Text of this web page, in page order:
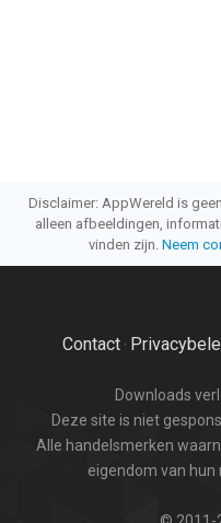
Disclaimer: AppWereld is
alleen afbeeldingen,
vinden zijn. Neem
Contact·
Downloads
Deze site is niet
Alle handelsmerken
eigendom van hun